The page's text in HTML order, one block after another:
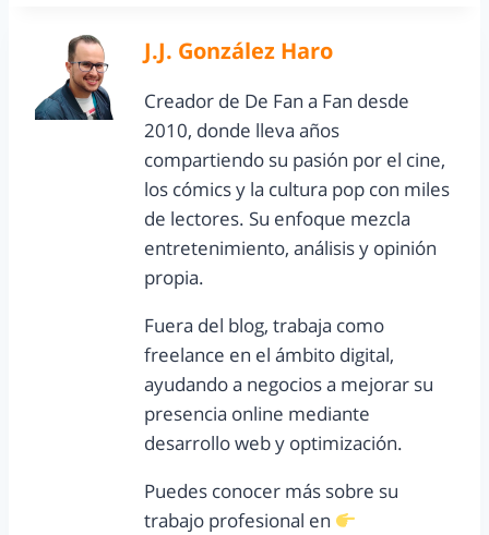
J.J. González Haro
Creador de De Fan a Fan desde
2010, donde lleva años
compartiendo su pasión por el cine,
los cómics y la cultura pop con miles
de lectores. Su enfoque mezcla
entretenimiento, análisis y opinión
propia.
Fuera del blog, trabaja como
freelance en el ámbito digital,
ayudando a negocios a mejorar su
presencia online mediante
desarrollo web y optimización.
Puedes conocer más sobre su
trabajo profesional en